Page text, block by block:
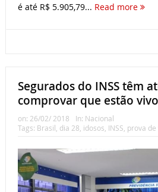
é até R$ 5.905,79... Read more
Segurados do INSS têm
comprovar que estão
on: 26/02/ 2018 In: Nacional
Tags: Brasil dia 28 idosos INSS prova de